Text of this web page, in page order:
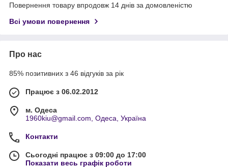
Повернення товару впродовж 14 днів за домовленістю
Всі умови повернення
Про нас
85% позитивних з 46 відгуків за рік
Працює з 06.02.2012
м. Одеса
1960kiu@gmail.com, Одеса, Україна
Контакти
Сьогодні працює з 09:00 до 17:00
Показати весь графік роботи